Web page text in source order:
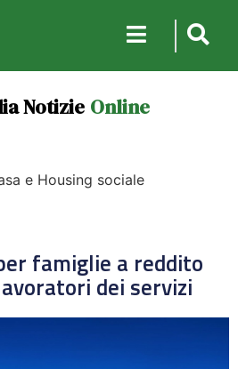
Notizie Online
e Housing sociale
famiglie a reddito
dei servizi